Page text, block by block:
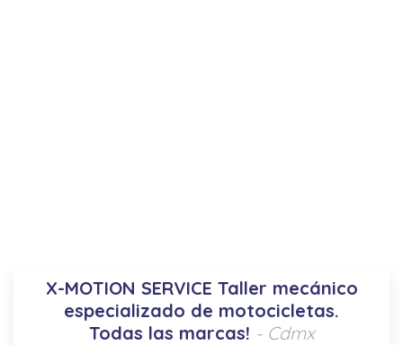
X-MOTION SERVICE Taller mecánico
especializado de motocicletas.
Todas las marcas! - Cdmx